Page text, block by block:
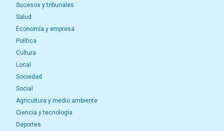
Sucesos y tribunales
Salud
Economía y empresa
Política
Cultura
Local
Sociedad
Social
Agricultura y medio ambiente
Ciencia y tecnología
Deportes